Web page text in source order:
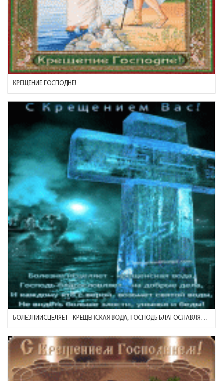
КРЕЩЕНИЕ ГОСПОДНЕ!
БОЛЕЗНИИСЦЕЛЯЕТ - КРЕЩЕНСКАЯ ВОДА, ГОСПОДЬ БЛАГОСЛАВЛЯЕТ - НА ДО